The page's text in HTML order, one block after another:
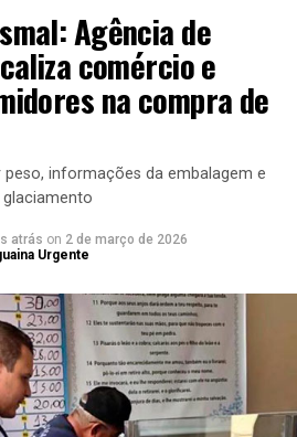
Agência de
comércio e
na compra de
informações da embalagem e
atrás on 2 de março de 2026
Urgente